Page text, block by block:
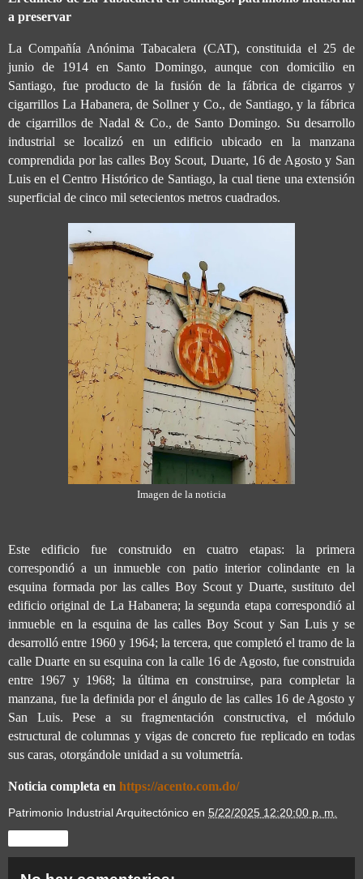
a preservar
La Compañía Anónima Tabacalera (CAT), constituida el 25 de
junio de 1914 en Santo Domingo, aunque con domicilio en
Santiago, fue producto de la fusión de la fábrica de cigarros y
cigarrillos La Habanera, de Sollner y Co., de Santiago, y la fábrica
de cigarrillos de Nadal & Co., de Santo Domingo. Su desarrollo
industrial se localizó en un edificio ubicado en la manzana
comprendida por las calles Boy Scout, Duarte, 16 de Agosto y San
Luis en el Centro Histórico de Santiago, la cual tiene una extensión
superficial de cinco mil setecientos metros cuadrados.
Imagen de la noticia
Este edificio fue construido en cuatro etapas: la primera
correspondió a un inmueble con patio interior colindante en la
esquina formada por las calles Boy Scout y Duarte, sustituto del
edificio original de La Habanera; la segunda etapa correspondió al
inmueble en la esquina de las calles Boy Scout y San Luis y se
desarrolló entre 1960 y 1964; la tercera, que completó el tramo de la
calle Duarte en su esquina con la calle 16 de Agosto, fue construida
entre 1967 y 1968; la última en construirse, para completar la
manzana, fue la definida por el ángulo de las calles 16 de Agosto y
San Luis. Pese a su fragmentación constructiva, el módulo
estructural de columnas y vigas de concreto fue replicado en todas
sus caras, otorgándole unidad a su volumetría.
Noticia completa en https://acento.com.do/
Patrimonio Industrial Arquitectónico en 5/22/2025 12:20:00 p. m.